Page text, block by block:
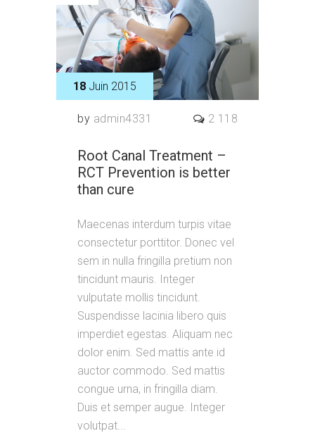
18 Juin 2015
by admin4331 2 118
Root Canal Treatment –
RCT Prevention is better
than cure
Maecenas interdum turpis vitae
consectetur porttitor. Donec vel
sem in nulla fringilla pretium non
tincidunt mauris. Integer
vulputate mollis tincidunt.
Suspendisse lacinia libero quis
imperdiet egestas. Aliquam nec
dolor enim. Sed mattis ante id
auctor commodo. Sed mattis
congue urna, in fringilla diam.
Duis et semper augue. Integer
volutpat...